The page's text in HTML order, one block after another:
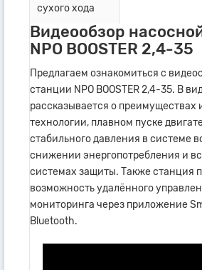
сухого хода
Видеообзор
NPO BOOSTER 2,4-35
Предлагаем ознакомиться с
станции NPO BOOSTER 2,4-35. В
рассказывается о преимуществах
технологии, плавном пуске
стабильного давления в системе
снижении энергопотребления и
системах защиты. Также станция
возможность удалённого
мониторинга через приложение
Bluetooth.